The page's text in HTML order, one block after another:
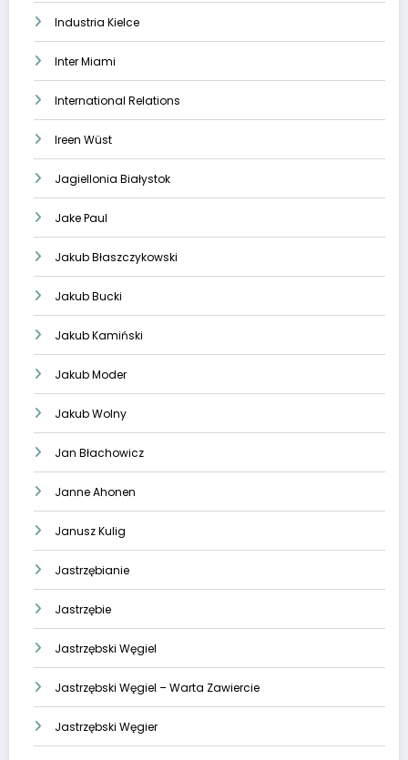
Industria Kielce
Inter Miami
International Relations
Ireen Wüst
Jagiellonia Białystok
Jake Paul
Jakub Błaszczykowski
Jakub Bucki
Jakub Kamiński
Jakub Moder
Jakub Wolny
Jan Błachowicz
Janne Ahonen
Janusz Kulig
Jastrzębianie
Jastrzębie
Jastrzębski Węgiel
Jastrzębski Węgiel – Warta Zawiercie
Jastrzębski Węgier